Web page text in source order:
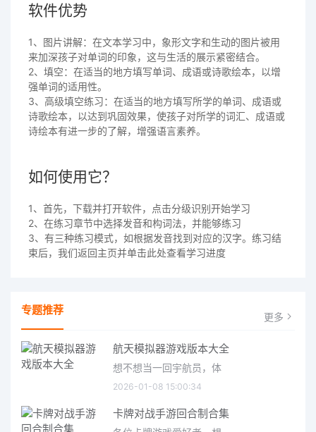
软件优势
1、图片讲解：在文本学习中，象形文字和生动的图片被用
来加深孩子对单词的印象，这与生活的展示紧密结合。
2、填空：在适当的地方填写单词、成语或诗歌绘本，以增
强单词的适用性。
3、高级填空练习：在适当的地方填写所学的单词、成语或
诗歌绘本，以达到巩固效果，使孩子对所学的词汇、成语或
诗绘本有进一步的了解，增强语言素养。
如何使用它？
1、首先，下载并打开软件，点击分级识别开始学习
2、在练习章节中选择发音和构词法，并能够练习
3、有三种练习模式，如根据发音找到对应的汉字。练习结
束后，我们返回主页并单击此处查看学习进度
专题推荐 更多
航天模拟器游戏版本大全
想不想当一回宇航员，体
2026-01-08 15:00:34
卡牌对战手游回合制合集